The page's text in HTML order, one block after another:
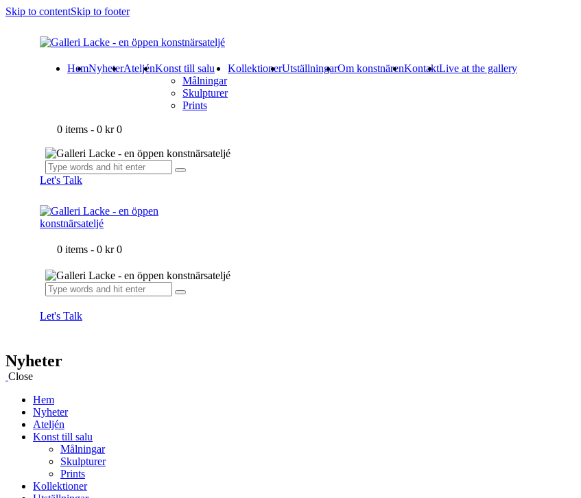
Skip to contentSkip to footer
HemNyheterAteljénKonst till salu
Målningar
Skulpturer
Prints
KollektionerUtställningarOm konstnärenKontaktLive at the gallery
0 items - 0 kr 0
Let's Talk
0 items - 0 kr 0
Let's Talk
Nyheter
Close
Hem
Nyheter
Ateljén
Konst till salu
Målningar
Skulpturer
Prints
Kollektioner